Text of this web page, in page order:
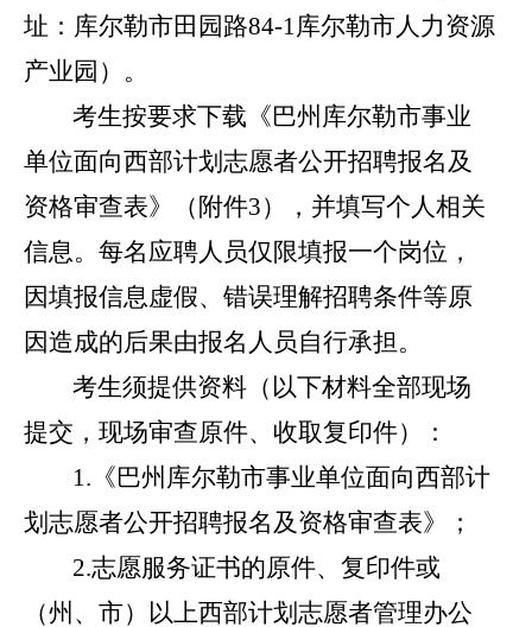
址：库尔勒市田园路84-1 库尔勒市人力资源
产业园）。
考生按要求下载《巴州库尔勒市事业
单位面向西部计划志愿者公开招聘报名及
资格审查表》（附件3），并填写个人相关
信息。每名应聘人员仅限填报一个岗位，
因填报信息虚假、错误理解招聘条件等原
因造成的后果由报名 人员自行承担。
考生须提供资料（以下材料全部现场
提交，现场审查原件、收取复印件）：
1. 《巴州库尔勒市事业单位面向西部计
划志愿者公开招聘报名及资格审查表》；
2.志愿服务证书的原件、复印件或
（州、市）以上西部计划志愿者管理办公